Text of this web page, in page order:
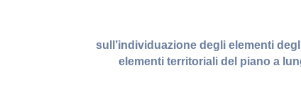
sull’individuazione degli elementi
elementi territoriali del piano a